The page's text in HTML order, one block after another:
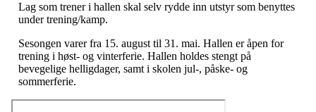
Lag som trener i hallen skal selv rydde inn utstyr som benyttes
under trening/kamp.
Sesongen varer fra 15. august til 31. mai. Hallen er åpen for
trening i høst- og vinterferie. Hallen holdes stengt på
bevegelige helligdager, samt i skolen jul-, påske- og
sommerferie.